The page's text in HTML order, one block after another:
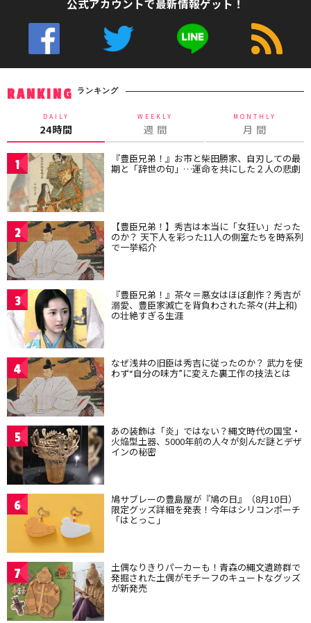
公式アカウントで最新情報ゲット！
RANKING ランキング
DAILY
24時間
WEEKLY
週 間
MONTHLY
月 間
1 『豊臣兄弟！』お市と柴田勝家、自刃しての最
期と「辞世の句」…運命を共にした２人の悲劇
2 【豊臣兄弟！】秀吉は本当に「女狂い」だった
のか？ 天下人を彩った11人の側室たちを時系列
で一挙紹介
3 『豊臣兄弟！』茶々＝悪女はほぼ創作？秀吉が
溺愛、豊臣家滅亡を背負わされた茶々(井上和)
の壮絶すぎる生涯
4 なぜ浅井の旧臣は秀吉に従ったのか？ 武力を使
わず“自分の味方”に変えた裏工作の技法とは
5 あの装飾は「炎」ではない？縄文時代の国宝・
火焔型土器、5000年前の人々が刻んだ謎とデザ
インの秘密
6 鳩サブレーの豊島屋が『鳩の日』（8月10日）
限定グッズ詳細を発表！今年はシリコンポーチ
「はとっこ」
7 土偶なりきりパーカーも！青森の縄文遺跡群で
発掘された土偶がモチーフのキュートなグッズ
が新発売